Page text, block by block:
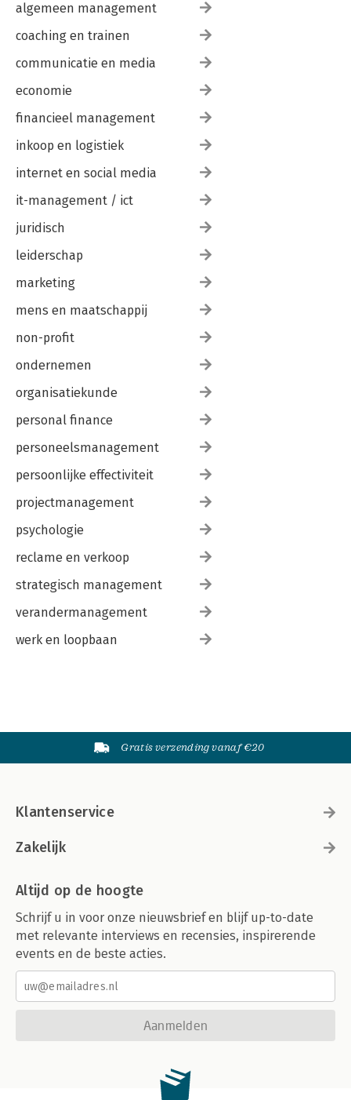
algemeen management
coaching en trainen
communicatie en media
economie
financieel management
inkoop en logistiek
internet en social media
it-management / ict
juridisch
leiderschap
marketing
mens en maatschappij
non-profit
ondernemen
organisatiekunde
personal finance
personeelsmanagement
persoonlijke effectiviteit
projectmanagement
psychologie
reclame en verkoop
strategisch management
verandermanagement
werk en loopbaan
Gratis verzending vanaf €20
Klantenservice
Zakelijk
Altijd op de hoogte
Schrijf u in voor onze nieuwsbrief en blijf up-to-date
met relevante interviews en recensies, inspirerende
events en de beste acties.
Aanmelden